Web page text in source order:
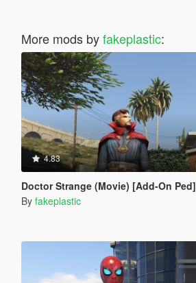
More mods byfakeplastic:
4.83
Doctor Strange (Movie) [Add-On Ped]
By fakeplastic